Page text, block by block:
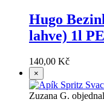
Hugo
lahve) 1l
140,00 Kč
×
Zuzana G.